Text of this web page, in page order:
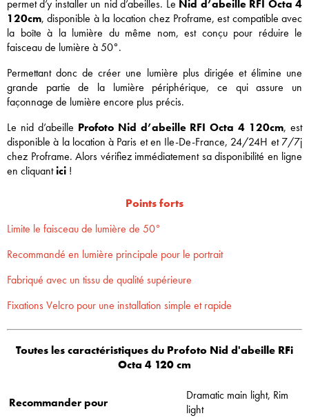
permet d’y installer un nid d’abeilles. Le Nid d’abeille RFI Octa 4
120cm, disponible à la location chez Proframe, est compatible avec
la boîte à la lumière du même nom, est conçu pour réduire le
faisceau de lumière à 50°.
Permettant donc de créer une lumière plus dirigée et élimine une
grande partie de la lumière périphérique, ce qui assure un
façonnage de lumière encore plus précis.
Le nid d’abeille Profoto Nid d’abeille RFI Octa 4 120cm, est
disponible à la location à Paris et en Ile-De-France, 24/24H et 7/7j
chez Proframe. Alors vérifiez immédiatement sa disponibilité en ligne
en cliquantici !
Points forts
Limite le faisceau de lumière de 50°
Recommandé en lumière principale pour le portrait
Fabriqué avec un tissu de qualité supérieure
Fixations Velcro pour une installation simple et rapide
Toutes les caractéristiques du Profoto Nid d'abeille RFi
Octa 4 120 cm
Recommander pour
Dramatic main light, Rim
light